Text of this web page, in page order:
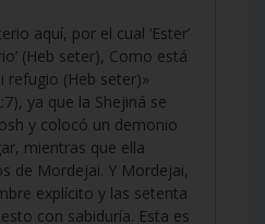
aquí, por el cual ‘Ester’
(Heb seter), Como está
refugio (Heb seter)»
ya que la Shejiná se
y colocó un demonio
mientras que ella
de Mordejai. Y Mordejai,
explícito y las setenta
con sabiduría. Esta es